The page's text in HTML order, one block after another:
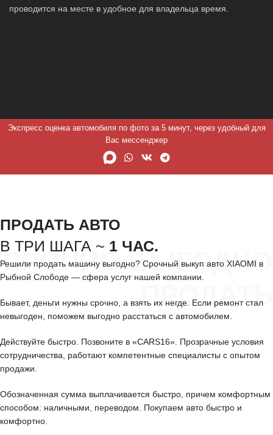
проводится на месте в удобное для владельца время.
Экспресс оценка автомобиля по фото за 5 минут, через удобный для
Вас мессенджер
СРОЧНО ВЫГОДНО
ПРОДАТЬ
ПРОДАТЬ АВТО
В ТРИ ШАГА ~ 1 ЧАС.
Решили продать машину выгодно? Срочный выкуп авто XIAOMI в
Рыбной Слободе — сфера услуг нашей компании.
Бывает, деньги нужны срочно, а взять их негде. Если ремонт стал
невыгоден, поможем выгодно расстаться с автомобилем.
Действуйте быстро. Позвоните в «CARS16». Прозрачные условия
сотрудничества, работают компетентные специалисты с опытом
продажи.
Обозначенная сумма выплачивается быстро, причем комфортным
способом: наличными, переводом. Покупаем авто быстро и
комфортно.